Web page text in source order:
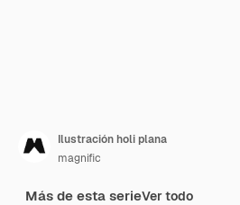
Ilustración holi plana
magnific
Más de esta serieVer todo